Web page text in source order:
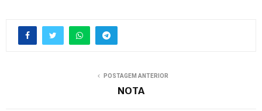
POSTAGEM ANTERIOR
NOTA